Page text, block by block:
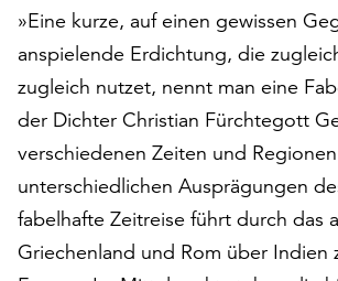
werden.
Klicken
Sie
auf
„Alle
akzeptieren“,
um
alle
Cookies
zu
»Eine kurze, auf einen gewissen
anspielende Erdichtung, die
zugleich nutzet, nennt man eine
der Dichter Christian Fürchtegott
verschiedenen Zeiten und
unterschiedlichen Ausprägungen
fabelhafte Zeitreise führt durch das
Griechenland und Rom über Indien